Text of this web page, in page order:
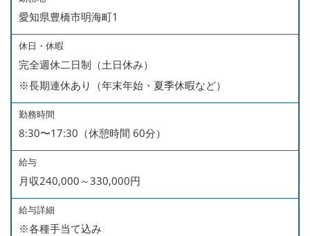
愛知県豊橋市明海町1
休日・休暇
完全週休二日制（土日休み）
※長期連休あり（年末年始・夏季休暇など）
勤務時間
8:30〜17:30（休憩時間 60分）
給与
月収240,000～330,000円
給与詳細
※各種手当て込み